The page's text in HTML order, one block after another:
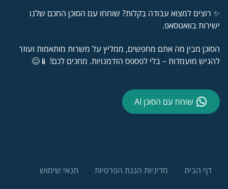
✨ רוצים למצוא עבודה בקלות? שוחחו עם הסוכן החכם שלנו
ישירות בוואטסאפ.
הסוכן מבין מה אתם מחפשים, ממליץ על משרות מותאמות ועוזר
להגיש מועמדות – בלי לפספס הזדמנויות. מחכים לכם! 📱😊
שוחח עם הסוכן AI
דף הבית מדיניות הגנת הפרטיות תנאי שימוש